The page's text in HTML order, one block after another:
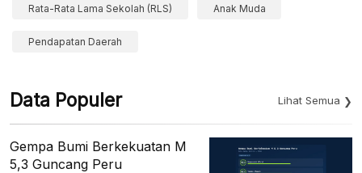
Rata-Rata Lama Sekolah (RLS) Anak Muda
Pendapatan Daerah
Data Populer Lihat Semua
Gempa Bumi Berkekuatan M
5,3 Guncang Peru